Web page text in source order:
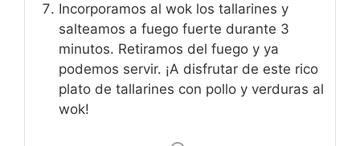
Incorporamos al wok los tallarines y
salteamos a fuego fuerte durante 3
minutos. Retiramos del fuego y ya
podemos servir. ¡A disfrutar de este rico
plato de tallarines con pollo y verduras al
wok!